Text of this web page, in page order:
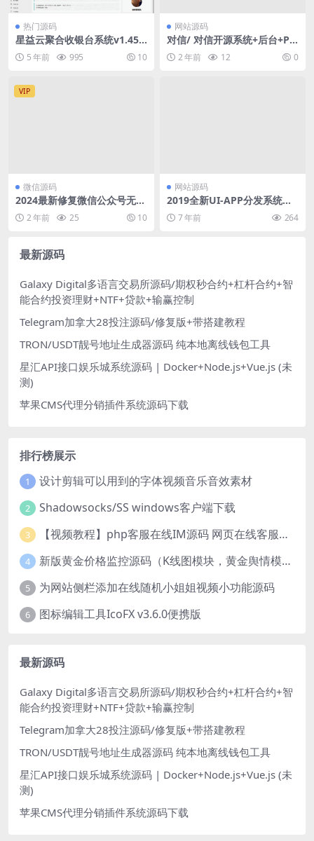
热门源码
星益云聚合收银台系统v1.45
三网合一收款码源码全开源完
整版5 年前 995 10
网站源码
对信/ 对信开源系统+后台+PC
+H5 (多圈)
2 年前 12 0
VIP
微信源码
2024最新修复微信公众号无限
回调系统源码下载 免授权开心
版 2 年前 25 10
网站源码
2019全新UI-APP分发系统源
码 对接了码支付
7 年前 264
最新源码
Galaxy Digital多语言交易所源码/期权秒合约+杠杆合约+智
能合约投资理财+NTF+贷款+输赢控制
Telegram加拿大28投注源码/修复版+带搭建教程
TRON/USDT靓号地址生成器源码 纯本地离线钱包工具
星汇API接口娱乐城系统源码 | Docker+Node.js+Vue.js (未
测)
苹果CMS代理分销插件系统源码下载
排行榜展示
1 设计剪辑可以用到的字体视频音乐音效素材
2 Shadowsocks/SS windows客户端下载
3 【视频教程】php客服在线IM源码 网页在线客服软件代码
4 新版黄金价格监控源码（K线图模块，黄金舆情模块，AI智能客服源码）
5 为网站侧栏添加在线随机小姐姐视频小功能源码
6 图标编辑工具IcoFX v3.6.0便携版
最新源码
Galaxy Digital多语言交易所源码/期权秒合约+杠杆合约+智
能合约投资理财+NTF+贷款+输赢控制
Telegram加拿大28投注源码/修复版+带搭建教程
TRON/USDT靓号地址生成器源码 纯本地离线钱包工具
星汇API接口娱乐城系统源码 | Docker+Node.js+Vue.js (未
测)
苹果CMS代理分销插件系统源码下载